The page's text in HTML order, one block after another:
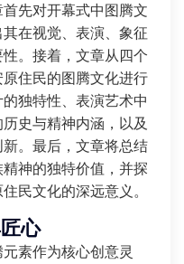
先对开幕式中图腾文
在视觉、表演、象征
。接着，文章从四个
住民的图腾文化进行
独特性、表演艺术中
史与精神内涵，以及
。最后，文章将总结
神的独特价值，并探
民文化的深远意义。
心
素作为核心创意灵